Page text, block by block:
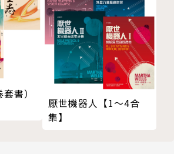
最佳作詞人獎、金鼎獎最佳作詞獎、
書出版獎、賴和文學獎、中興文藝獎
藝協會文藝獎章散文獎、2003年年
詩人獎、台中市大墩文學貢獻獎等。
書）
厭世機器人【1～4合
集】